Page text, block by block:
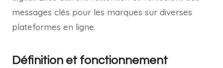
messages clés pour les marques sur diverses
plateformes en ligne.
Définition et fonctionnement